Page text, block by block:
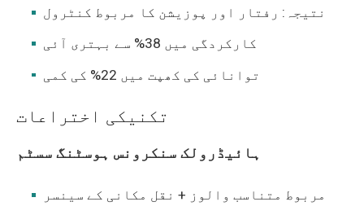
نتیجہ: رفتار اور پوزیشن کا مربوط کنٹرول
کارکردگی میں 38% سے بہتری آئی
توانائی کی کھپت میں 22% کی کمی
تکنیکی اختراعات
ہائیڈرولک سنکرونس ہوسٹنگ سسٹم
مربوط متناسب والوز + نقل مکانی کے سینسر